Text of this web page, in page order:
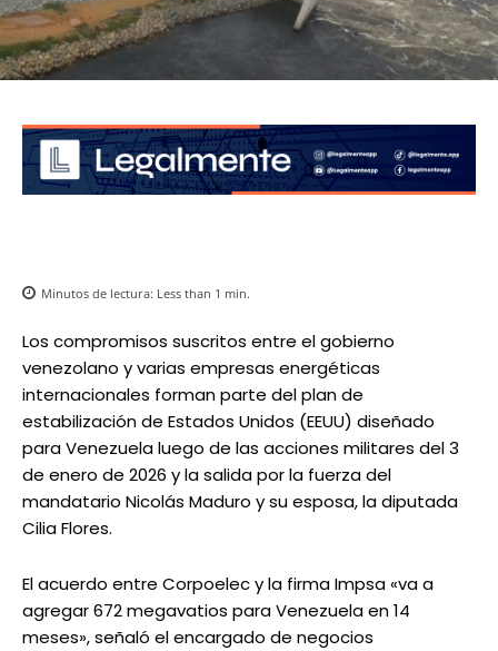
Minutos de lectura: Less than 1 min.
Los compromisos suscritos entre el gobierno
venezolano y varias empresas energéticas
internacionales forman parte del plan de
estabilización de Estados Unidos (EEUU) diseñado
para Venezuela luego de las acciones militares del 3
de enero de 2026 y la salida por la fuerza del
mandatario Nicolás Maduro y su esposa, la diputada
Cilia Flores.
El acuerdo entre Corpoelec y la firma Impsa «va a
agregar 672 megavatios para Venezuela en 14
meses», señaló el encargado de negocios